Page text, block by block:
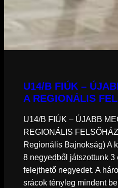
U14/B FIÚK –
A REGIONÁLIS
U14/B FIÚK – ÚJABB
REGIONÁLIS
Regionális Bajnokság) A
8 negyedből játszottunk 3
felejthető negyedet. A
srácok tényleg mindent